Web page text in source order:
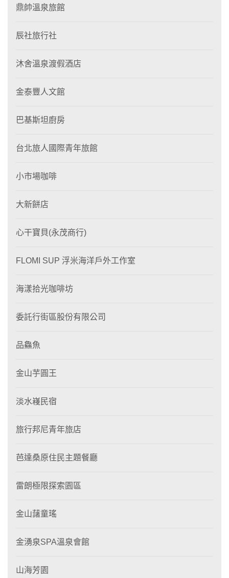
鼎帥溫泉旅館
辰社旅行社
沐舍溫泉渡假酒店
金泰豐人文館
巴基斯坦廚房
台北旅人國際青年旅館
小市場咖啡
大新餅店
心干寶貝(永茂商行)
FLOMI SUP 浮米海洋戶外工作室
海漾拾光咖啡坊
委託行街區股份有限公司
品鱻魚
金山芋圓王
淡水嶘民宿
旅行邦尼青年旅店
芭達桑原住民主題餐廳
雷朗極限探索園區
金山藷童瑤
金湧泉SPA溫泉會館
山海芳園